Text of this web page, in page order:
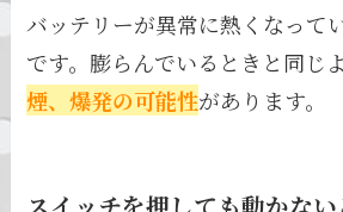
バッテリーが異常に熱くなって
です。膨らんでいるときと同じよ
煙、爆発の可能性があります。